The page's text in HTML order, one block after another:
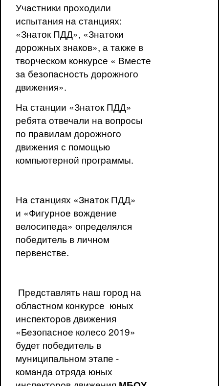
Участники проходили
испытания на станциях:
«Знаток ПДД», «Знатоки
дорожных знаков», а также в
творческом конкурсе « Вместе
за безопасность дорожного
движения».
На станции «Знаток ПДД»
ребята отвечали на вопросы
по правилам дорожного
движения с помощью
компьютерной программы.
На станциях «Знаток ПДД»
и «Фигурное вождение
велосипеда» определялся
победитель в личном
первенстве.
Представлять наш город на
областном конкурсе юных
инспекторов движения
«Безопасное колесо 2019»
будет победитель в
муниципальном этапе -
команда отряда юных